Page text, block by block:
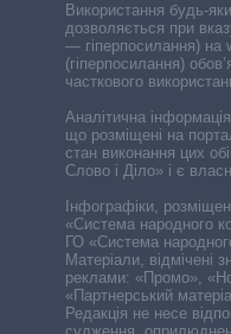
Використання будь-
дозволяється при
— гіперпосилання) на
(гіперпосилання)
часткового
Аналітична інформація
що розміщені на
стан виконання цих
Слово і Діло» і є
Інфографіки,
«Система народного
ГО «Система
Матеріали, відмічені
реклами: «Промо»,
«Партнерський
Редакція не несе